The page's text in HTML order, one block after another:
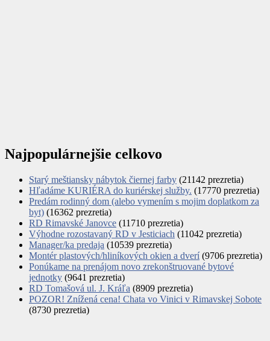
Najpopulárnejšie celkovo
Starý meštiansky nábytok čiernej farby (21142 prezretia)
Hľadáme KURIÉRA do kuriérskej služby. (17770 prezretia)
Predám rodinný dom (alebo vymením s mojim doplatkom za
byt) (16362 prezretia)
RD Rimavské Janovce (11710 prezretia)
Výhodne rozostavaný RD v Jesticiach (11042 prezretia)
Manager/ka predaja (10539 prezretia)
Montér plastových/hliníkových okien a dverí(9706 prezretia)
Ponúkame na prenájom novo zrekonštruované bytové
jednotky (9641 prezretia)
RD Tomašová ul. J. Kráľa (8909 prezretia)
POZOR! Znížená cena! Chata vo Vinici v Rimavskej Sobote
(8730 prezretia)